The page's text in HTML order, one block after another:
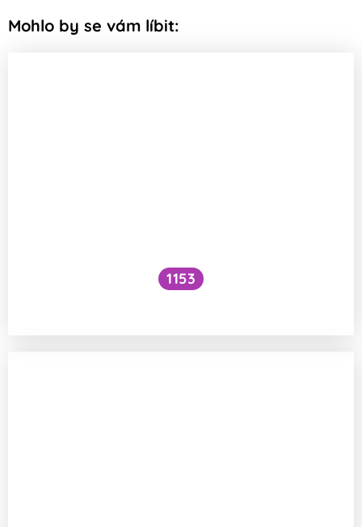
Mohlo by se vám líbit:
1153